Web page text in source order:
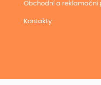
Obchodní a reklamační
Kontakty